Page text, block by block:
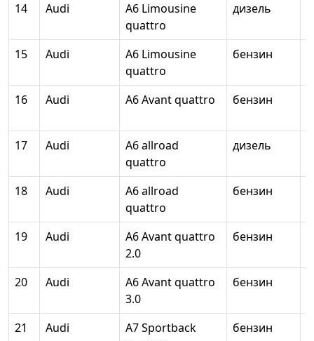
14 Audi
A6 Limousine
quattro
дизель
15 Audi
A6 Limousine
quattro
бензин
16 Audi A6 Avant quattro бензин
17 Audi
A6 allroad
quattro
дизель
18 Audi
A6 allroad
quattro
бензин
19 Audi
A6 Avant quattro
2.0
бензин
20 Audi
A6 Avant quattro
3.0
бензин
21 Audi
A7 Sportback
бензин